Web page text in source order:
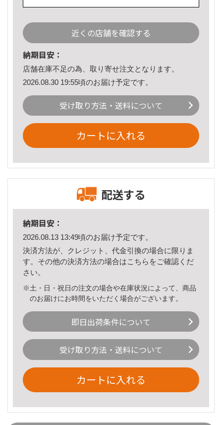
近くの店舗を確認する
納期目安：
店舗在庫不足の為、取り寄せ注文となります。
2026.08.30 19:55頃のお届け予定です。
受け取り方法・送料について
カートに入れる
配送する
納期目安：
2026.08.13 13:49頃のお届け予定です。
決済方法が、クレジット、代金引換の場合に限りま
す。その他の決済方法の場合はこちら をご確認くだ
さい。
※土・日・祝日の注文の場合や在庫状況によって、商品
のお届けにお時間をいただく場合がございます。
即日出荷条件について
受け取り方法・送料について
カートに入れる